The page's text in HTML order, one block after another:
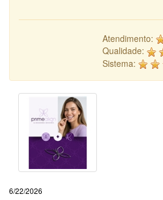
Atendimento:
Qualidade:
Sistema:
6/22/2026